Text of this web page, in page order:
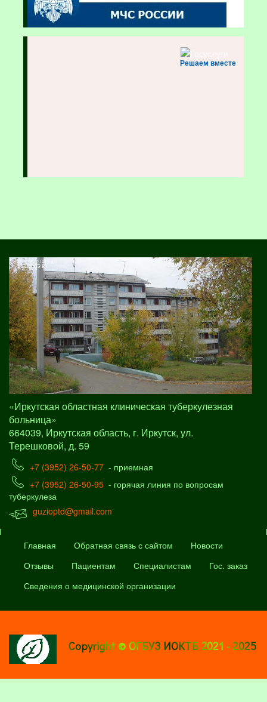
Решаем вместе
«Иркутская областная клиническая туберкулезная
больница»
664039, Иркутская область, г. Иркутск, ул.
Терешковой, д. 59
+7 (3952) 26-50-77 - приемная
+7 (3952) 26-50-95 - горячая линия по вопросам
туберкулеза
guzioptd@gmail.com
Главная Обратная связь с сайтом
Новости
Отзывы
Пациентам Специалистам
Гос. заказ
Сведения о медицинской организации
Copyright © ОГБУЗ ИОКТБ 2021 - 2025